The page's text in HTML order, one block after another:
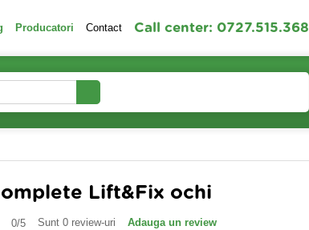
Producatori Contact Call center: 0727.515.368
Lift&Fix ochi
0/5 Sunt 0 review-uri Adauga un review